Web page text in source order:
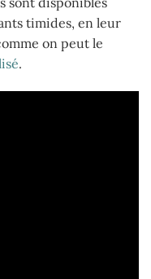
timides, en leur
on peut le
.